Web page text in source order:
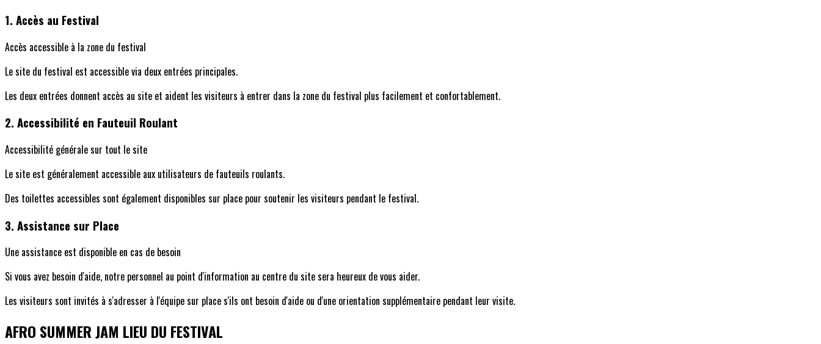
1. Accès au Festival
Accès accessible à la zone du festival
Le site du festival est accessible via deux entrées principales.
Les deux entrées donnent accès au site et aident les visiteurs à entrer dans la zone du festival plus facilement et confortablement.
2. Accessibilité en Fauteuil Roulant
Accessibilité générale sur tout le site
Le site est généralement accessible aux utilisateurs de fauteuils roulants.
Des toilettes accessibles sont également disponibles sur place pour soutenir les visiteurs pendant le festival.
3. Assistance sur Place
Une assistance est disponible en cas de besoin
Si vous avez besoin d'aide, notre personnel au point d'information au centre du site sera heureux de vous aider.
Les visiteurs sont invités à s'adresser à l'équipe sur place s'ils ont besoin d'aide ou d'une orientation supplémentaire pendant leur visite.
AFRO SUMMER JAM LIEU DU FESTIVAL